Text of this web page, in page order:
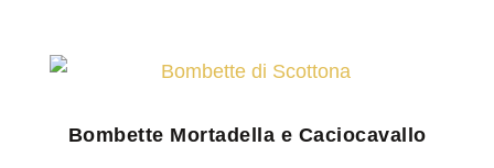
Bombette Mortadella e Caciocavallo